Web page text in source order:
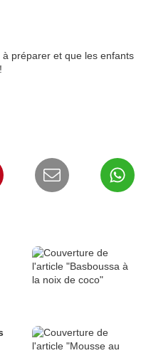
préparer et que les enfants